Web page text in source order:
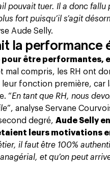
pouvait tuer. Il a donc fallu
fort puisqu’il s’agit
Aude Selly.
la performance
être performantes,
mal compris, les RH ont
fonction première,
“En tant que RH, nous
”, analyse Servane
degré, Aude Selly
leurs motivations
il faut être 100%
et qu’on peut